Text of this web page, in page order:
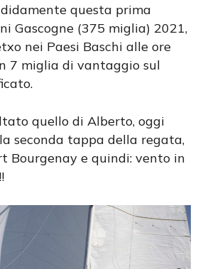
questa prima
Gascogne (375 miglia) 2021,
nei Paesi Baschi alle ore
7 miglia di vantaggio sul
quello di Alberto, oggi
seconda tappa della regata,
Bourgenay e quindi: vento in